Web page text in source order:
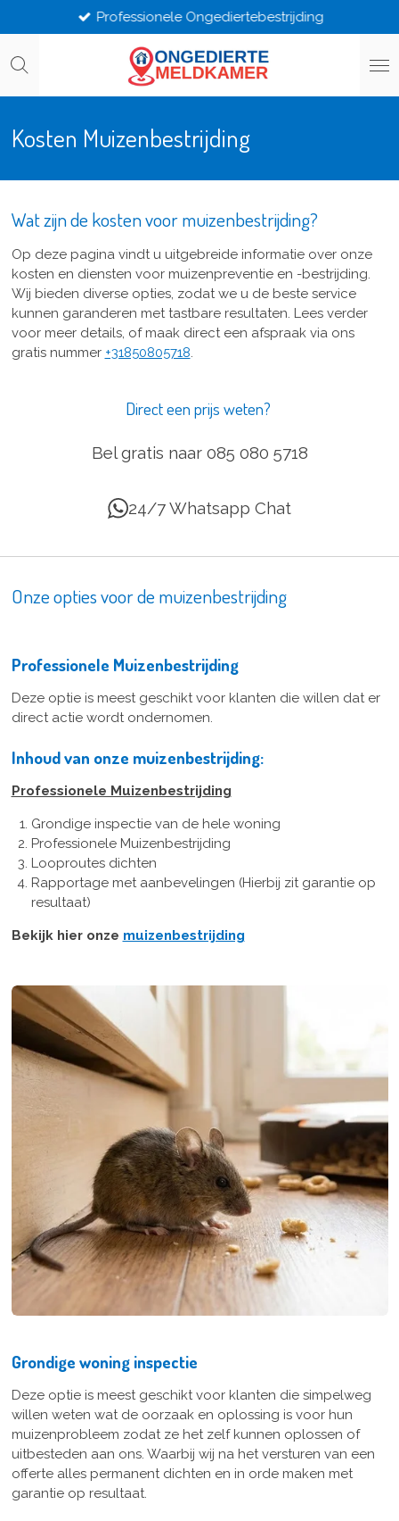
direct
naar
hoofdinhoud
Professionele Ongediertebestrijding
Kosten Muizenbestrijding
Wat zijn de kosten voor muizenbestrijding?
Op deze pagina vindt u uitgebreide informatie over onze
kosten en diensten voor muizenpreventie en -bestrijding.
Wij bieden diverse opties, zodat we u de beste service
kunnen garanderen met tastbare resultaten. Lees verder
voor meer details, of maak direct een afspraak via ons
gratis nummer +31850805718.
Direct een prijs weten?
Bel gratis naar 085 080 5718
24/7 Whatsapp Chat
Onze opties voor de muizenbestrijding
Professionele Muizenbestrijding
Deze optie is meest geschikt voor klanten die willen dat er
direct actie wordt ondernomen.
Inhoud van onze muizenbestrijding:
Professionele Muizenbestrijding
Grondige inspectie van de hele woning
Professionele Muizenbestrijding
Looproutes dichten
Rapportage met aanbevelingen (Hierbij zit garantie op
resultaat)
Bekijk hier onze muizenbestrijding
Grondige woning inspectie
Deze optie is meest geschikt voor klanten die simpelweg
willen weten wat de oorzaak en oplossing is voor hun
muizenprobleem zodat ze het zelf kunnen oplossen of
uitbesteden aan ons. Waarbij wij na het versturen van een
offerte alles permanent dichten en in orde maken met
garantie op resultaat.